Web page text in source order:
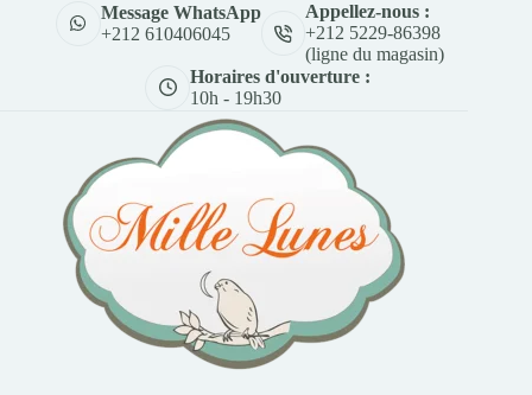
Message WhatsApp
+212 610406045
Appellez-nous :
+212 5229-86398
(ligne du magasin)
Horaires d'ouverture :
10h - 19h30